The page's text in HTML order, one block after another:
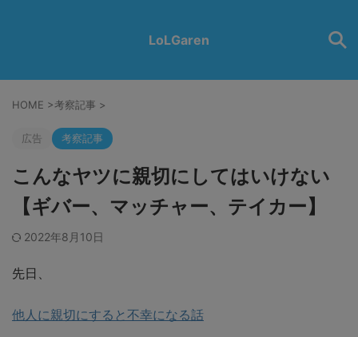
LoLGaren
HOME >考察記事 >
広告 考察記事
こんなヤツに親切にしてはいけない
【ギバー、マッチャー、テイカー】
2022年8月10日
先日、
他人に親切にすると不幸になる話